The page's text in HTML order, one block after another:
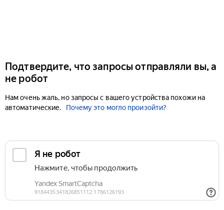
Подтвердите, что запросы отправляли вы, а
не робот
Нам очень жаль, но запросы с вашего устройства похожи на
автоматические.
Почему это могло произойти?